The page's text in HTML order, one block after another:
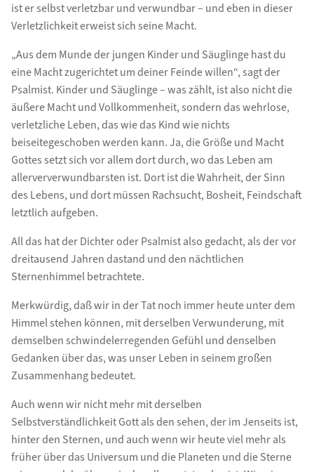
ist er selbst verletzbar und verwundbar – und eben in dieser
Verletzlichkeit erweist sich seine Macht.
„Aus dem Munde der jungen Kinder und Säuglinge hast du
eine Macht zugerichtet um deiner Feinde willen“, sagt der
Psalmist. Kinder und Säuglinge – was zählt, ist also nicht die
äußere Macht und Vollkommenheit, sondern das wehrlose,
verletzliche Leben, das wie das Kind wie nichts
beiseitegeschoben werden kann. Ja, die Größe und Macht
Gottes setzt sich vor allem dort durch, wo das Leben am
allerververwundbarsten ist. Dort ist die Wahrheit, der Sinn
des Lebens, und dort müssen Rachsucht, Bosheit, Feindschaft
letztlich aufgeben.
All das hat der Dichter oder Psalmist also gedacht, als der vor
dreitausend Jahren dastand und den nächtlichen
Sternenhimmel betrachtete.
Merkwürdig, daß wir in der Tat noch immer heute unter dem
Himmel stehen können, mit derselben Verwunderung, mit
demselben schwindelerregenden Gefühl und denselben
Gedanken über das, was unser Leben in seinem großen
Zusammenhang bedeutet.
Auch wenn wir nicht mehr mit derselben
Selbstverständlichkeit Gott als den sehen, der im Jenseits ist,
hinter den Sternen, und auch wenn wir heute viel mehr als
früher über das Universum und die Planeten und die Sterne